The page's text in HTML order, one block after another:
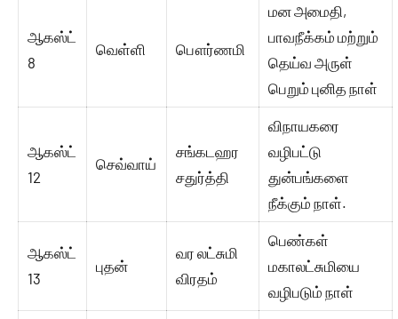
ஆகஸ்ட்
8
வெள்ளி பௌர்ணமி
மன அமைதி,
பாவநீக்கம் மற்றும்
தெய்வ அருள்
பெறும் புனித நாள்
ஆகஸ்ட்
12
செவ்வாய்
சங்கடஹர
சதுர்த்தி
விநாயகரை
வழிபட்டு
துன்பங்களை
நீக்கும் நாள்.
ஆகஸ்ட்
13
புதன்
வர லட்சுமி
விரதம்
பெண்கள்
மகாலட்சுமியை
வழிபடும் நாள்